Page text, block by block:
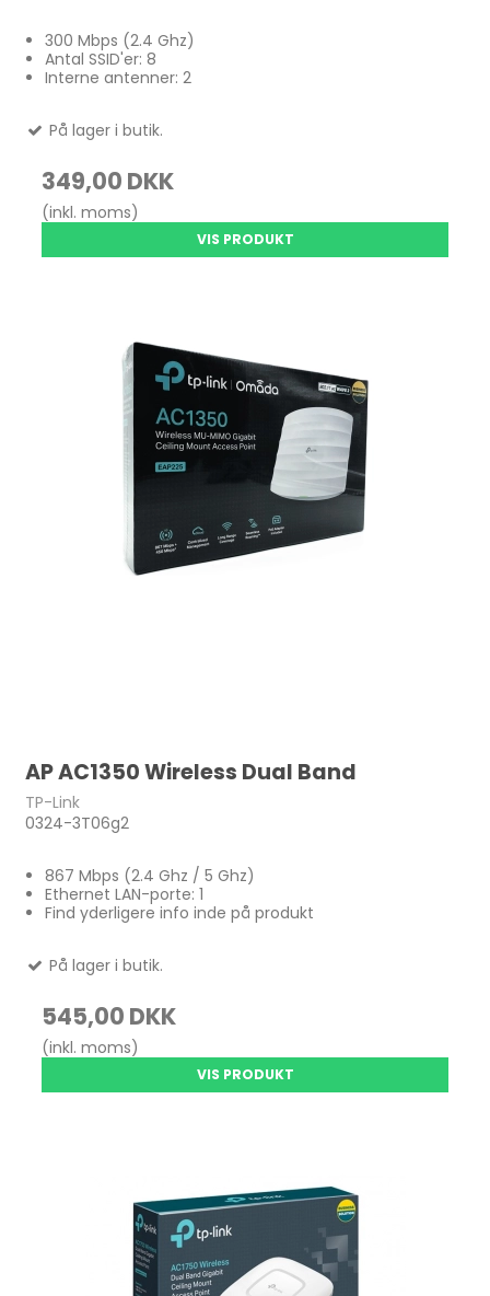
300 Mbps (2.4 Ghz)
Antal SSID'er: 8
Interne antenner: 2
På lager i butik.
349,00 DKK
(inkl. moms)
VIS PRODUKT
AP AC1350 Wireless Dual Band
TP-Link
0324-3T06g2
867 Mbps (2.4 Ghz / 5 Ghz)
Ethernet LAN-porte: 1
Find yderligere info inde på produkt
På lager i butik.
545,00 DKK
(inkl. moms)
VIS PRODUKT